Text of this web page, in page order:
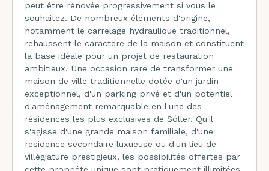
peut être rénovée progressivement si vous le
souhaitez. De nombreux éléments d'origine,
notamment le carrelage hydraulique traditionnel,
rehaussent le caractère de la maison et constituent
la base idéale pour un projet de restauration
ambitieux. Une occasion rare de transformer une
maison de ville traditionnelle dotée d'un jardin
exceptionnel, d'un parking privé et d'un potentiel
d'aménagement remarquable en l'une des
résidences les plus exclusives de Sóller. Qu'il
s'agisse d'une grande maison familiale, d'une
résidence secondaire luxueuse ou d'un lieu de
villégiature prestigieux, les possibilités offertes par